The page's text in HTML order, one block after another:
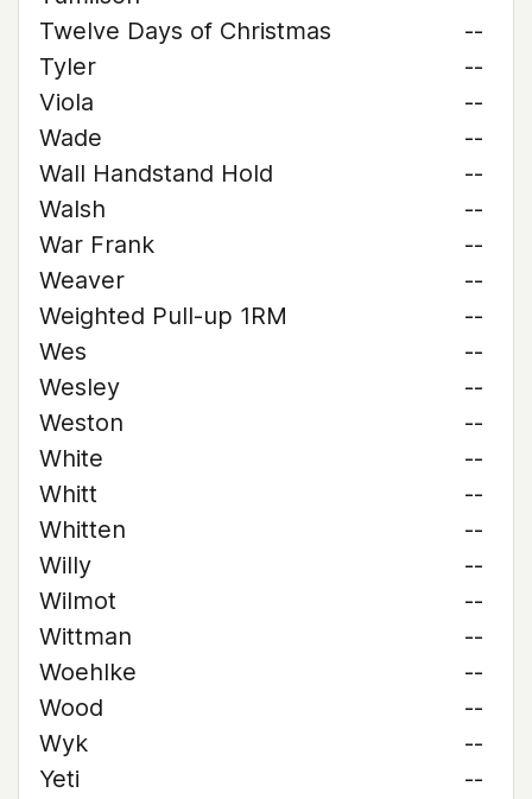
Twelve Days of Christmas
--
Tyler
--
Viola
--
Wade
--
Wall Handstand Hold
--
Walsh
--
War Frank
--
Weaver
--
Weighted Pull-up 1RM
--
Wes
--
Wesley
--
Weston
--
White
--
Whitt
--
Whitten
--
Willy
--
Wilmot
--
Wittman
--
Woehlke
--
Wood
--
Wyk
--
Yeti
--